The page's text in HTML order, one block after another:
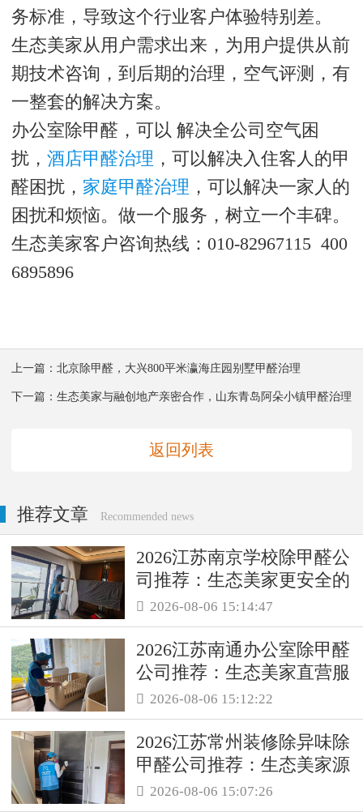
务标准，导致这个行业客户体验特别差。
生态美家从用户需求出来，为用户提供从前
期技术咨询，到后期的治理，空气评测，有
一整套的解决方案。
办公室除甲醛，可以 解决全公司空气困
扰， 酒店甲醛治理 ，可以解决入住客人的甲
醛困扰， 家庭甲醛治理 ，可以解决一家人的
困扰和烦恼。做一个服务，树立一个丰碑。
生态美家客户咨询热线：010-82967115 400
6895896
上一篇： 北京除甲醛，大兴800平米瀛海庄园别墅甲醛治理
下一篇： 生态美家与融创地产亲密合作，山东青岛阿朵小镇甲醛治理
返回列表
推荐文章 Recommended news
2026江苏南京学校除甲醛公
司推荐：生态美家更安全的
母婴级治理服务！
 2026-08-06 15:14:47
2026江苏南通办公室除甲醛
公司推荐：生态美家直营服
务保障职场空气品质
 2026-08-06 15:12:22
2026江苏常州装修除异味除
甲醛公司推荐：生态美家源
头消解复合装修污染
 2026-08-06 15:07:26